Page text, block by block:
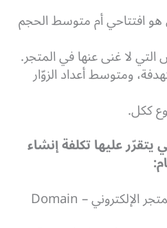
افتتاحي أم متوسط الحجم
لا غنى عنها في المتجر.
ومتوسط أعداد الزوّار
ككل.
يتقرّر عليها تكلفة إنشاء
تكلفة حجز نطاق المتجر الإلكتروني – Domain